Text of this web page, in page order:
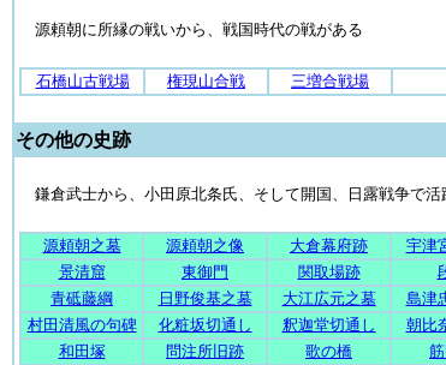
源頼朝に所縁の戦いから、戦国時代の戦がある
石橋山古戦場 権現山合戦 三増合戦場
その他の史跡
鎌倉武士から、小田原北条氏、そして開国、日露戦争で活
源頼朝之墓 源頼朝之像 大倉幕府跡 宇津
景清窟
東御門 関取場跡
青砥藤綱
日野俊基之墓 大江広元之墓 島津
村田清風の句碑
化粧坂切通し 釈迦堂切通し 朝比
和田塚
問注所旧跡 歌の橋